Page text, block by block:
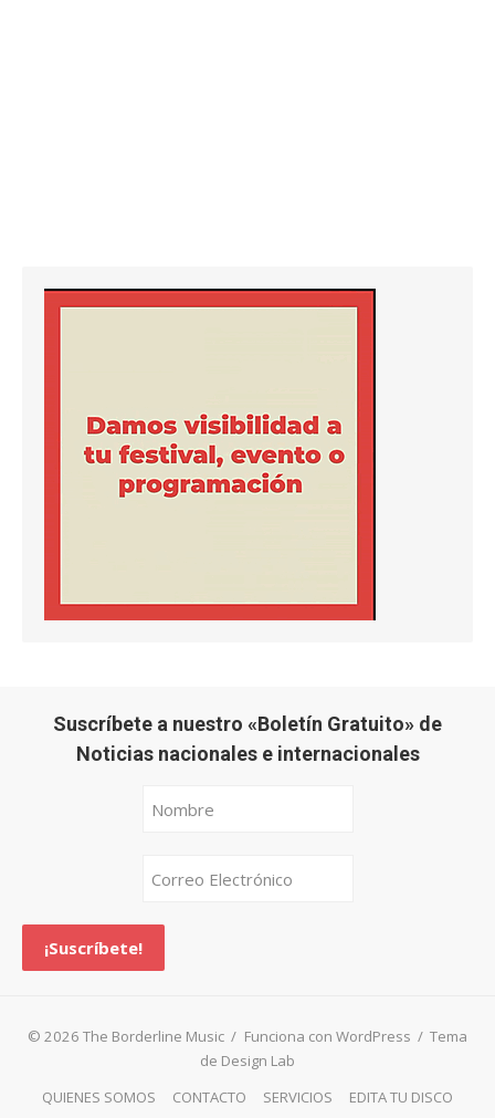
Suscríbete a nuestro «Boletín Gratuito» de
Noticias nacionales e internacionales
© 2026 The Borderline Music / Funciona con WordPress / Tema
de Design Lab
QUIENES SOMOS
CONTACTO SERVICIOS EDITA TU DISCO